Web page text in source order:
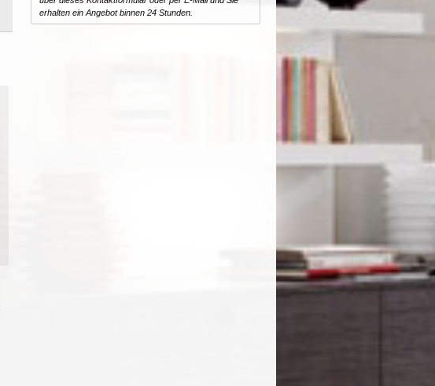
erhalten ein Angebot binnen 24 Stunden.